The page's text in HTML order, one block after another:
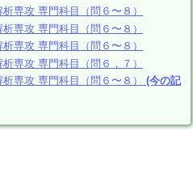
専攻 専門科目（問６〜８）
専攻 専門科目（問６〜８）
専攻 専門科目（問６〜８）
専攻 専門科目（問６，７）
専攻 専門科目（問６〜８）
(今の記